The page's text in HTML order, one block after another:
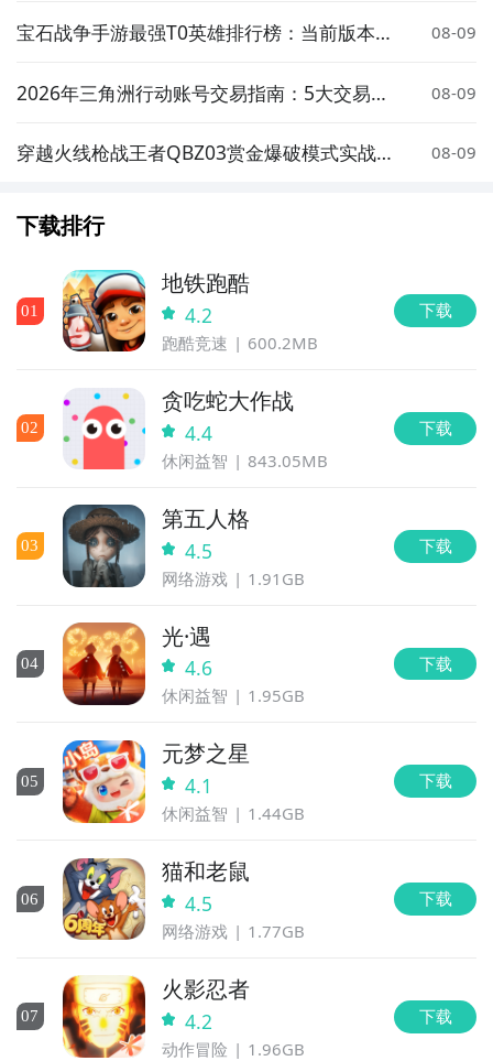
宝石战争手游最强T0英雄排行榜：当前版本高
08-09
2026年三角洲行动账号交易指南：5大交易平
08-09
穿越火线枪战王者QBZ03赏金爆破模式实战表
08-09
下载排行
01
地铁跑酷
4.2
跑酷竞速 600.2MB
下载
02
贪吃蛇大作战
4.4
休闲益智 843.05MB
下载
03
第五人格
4.5
网络游戏 1.91GB
下载
04
光·遇
4.6
休闲益智 1.95GB
下载
05
元梦之星
4.1
休闲益智 1.44GB
下载
06
猫和老鼠
4.5
网络游戏 1.77GB
下载
07
火影忍者
4.2
动作冒险 1.96GB
下载